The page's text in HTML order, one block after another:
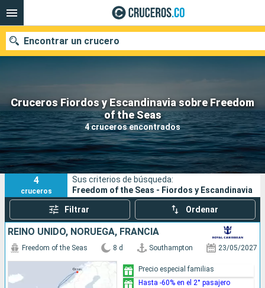
Cruceros Fiordos y Escandinavia sobre Freedom
of the Seas
4 cruceros encontrados
Encontrar un crucero
Fecha de salida
Buscar
4
cruceros
Sus criterios de búsqueda:
Freedom of the Seas - Fiordos y Escandinavia
Filtrar Ordenar
REINO UNIDO, NORUEGA, FRANCIA
Freedom of the Seas 8 d Southampton 23/05/2027
Precio especial familias
Hasta -60% en el 2° pasajero